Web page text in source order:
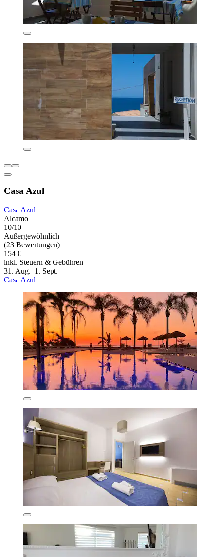
Casa Azul
Casa Azul
Alcamo
10/10
Außergewöhnlich
(23 Bewertungen)
154 €
inkl. Steuern & Gebühren
31. Aug.–1. Sept.
Casa Azul